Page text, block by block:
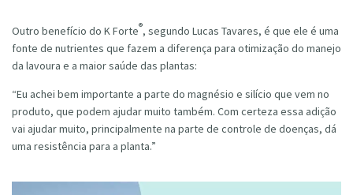
Outro benefício do K Forte®, segundo Lucas Tavares, é que ele é uma
fonte de nutrientes que fazem a diferença para otimização do manejo
da lavoura e a maior saúde das plantas:
“Eu achei bem importante a parte do magnésio e silício que vem no
produto, que podem ajudar muito também. Com certeza essa adição
vai ajudar muito, principalmente na parte de controle de doenças, dá
uma resistência para a planta.”